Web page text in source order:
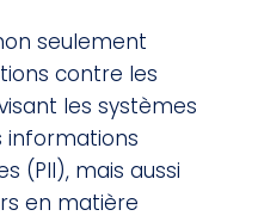
seulement
contre les
les systèmes
informations
(PII), mais aussi
en matière